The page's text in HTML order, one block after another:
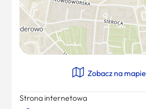
Zobacz na mapie
Strona internetowa